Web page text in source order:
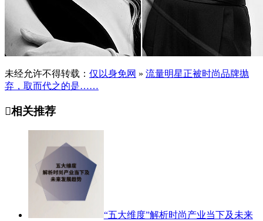
未经允许不得转载： 仅以身免网 » 流量明星正被时尚品牌抛
弃，取而代之的是……
相关推荐
“五大维度”解析时尚产业当下及未来